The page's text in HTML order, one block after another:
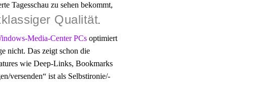
Tagesschau zu sehen bekommt,
Qualität.
Media-Center PCs optimiert
nicht. Das zeigt schon die
wie Deep-Links, Bookmarks
versenden“ ist als Selbstironie/-